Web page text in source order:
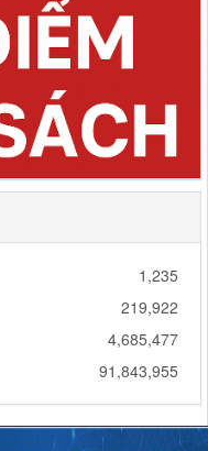
1,235
219,922
4,685,477
91,843,955